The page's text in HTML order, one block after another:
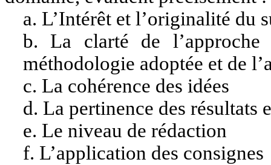
a. L’Intérêt et l’originalité du
b. La clarté de
méthodologie adoptée et de
c. La cohérence des idées
d. La pertinence des résultats
e. Le niveau de rédaction
f. L’application des consignes